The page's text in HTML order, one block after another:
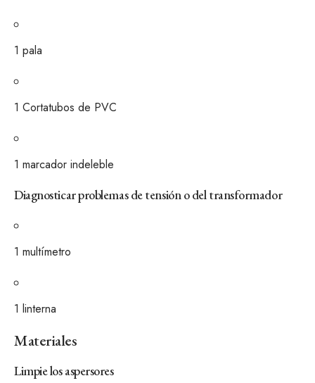
1 pala
1 Cortatubos de PVC
1 marcador indeleble
Diagnosticar problemas de tensión o del transformador
1 multímetro
1 linterna
Materiales
Limpie los aspersores